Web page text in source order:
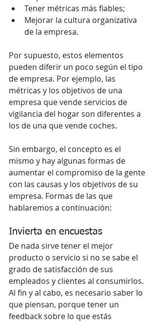
Tener métricas más fiables;
Mejorar la cultura organizativa
de la empresa.
Por supuesto, estos elementos
pueden diferir un poco según el tipo
de empresa. Por ejemplo, las
métricas y los objetivos de una
empresa que vende servicios de
vigilancia del hogar son diferentes a
los de una que vende coches.
Sin embargo, el concepto es el
mismo y hay algunas formas de
aumentar el compromiso de la gente
con las causas y los objetivos de su
empresa. Formas de las que
hablaremos a continuación:
Invierta en encuestas
De nada sirve tener el mejor
producto o servicio si no se sabe el
grado de satisfacción de sus
empleados y clientes al consumirlos.
Al fin y al cabo, es necesario saber lo
que piensan, porque tener un
feedback sobre lo que estás